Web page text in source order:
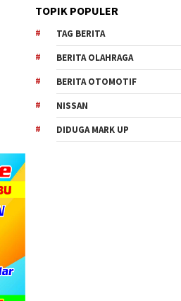
TOPIK POPULER
TAG BERITA
BERITA OLAHRAGA
BERITA OTOMOTIF
NISSAN
DIDUGA MARK UP